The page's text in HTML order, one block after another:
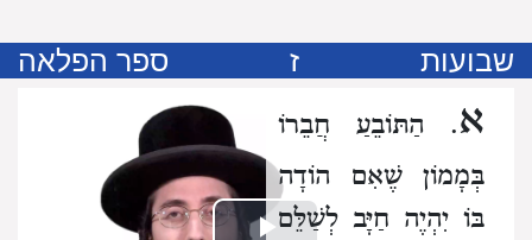
שבועות ז ספר הפלאה
א. הַתּוֹבֵעַ חֲבֵרוֹ
בְּמָמוֹן שֶׁאִם הוֹדָה
בּוֹ יִהְיֶה חַיָּב לְשַׁלֵּם